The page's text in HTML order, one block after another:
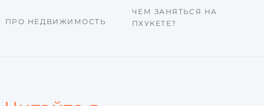
ПРО НЕДВИЖИМОСТЬ
ЧЕМ ЗАНЯТЬСЯ НА
ПХУКЕТЕ?